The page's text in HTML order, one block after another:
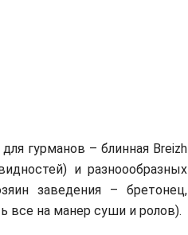
гурманов – блинная Breizh
и разноообразных
заведения – бретонец,
все на манер суши и ролов).